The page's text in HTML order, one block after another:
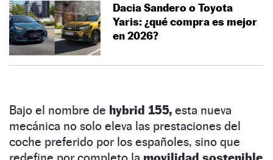
Dacia Sandero o Toyota
Yaris: ¿qué compra es mejor
en 2026?
Bajo el nombre de hybrid 155, esta nueva
mecánica no solo eleva las prestaciones del
coche preferido por los españoles, sino que